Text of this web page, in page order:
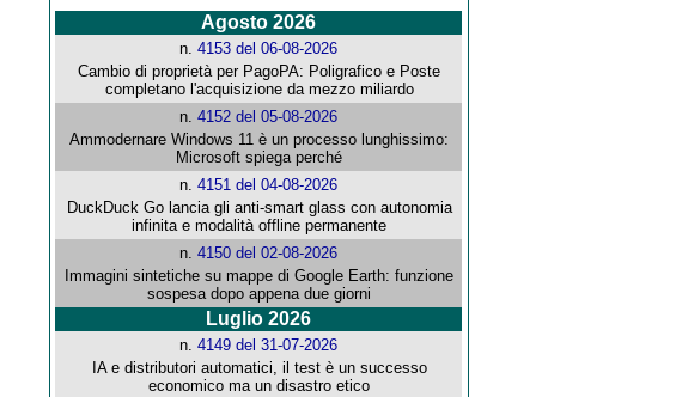
Agosto 2026
n.4153 del 06-08-2026
Cambio di proprietà per PagoPA: Poligrafico e Poste
completano l'acquisizione da mezzo miliardo
n.4152 del 05-08-2026
Ammodernare Windows 11 è un processo lunghissimo:
Microsoft spiega perché
n.4151 del 04-08-2026
DuckDuck Go lancia gli anti-smart glass con autonomia
infinita e modalità offline permanente
n.4150 del 02-08-2026
Immagini sintetiche su mappe di Google Earth: funzione
sospesa dopo appena due giorni
Luglio 2026
n.4149 del 31-07-2026
IA e distributori automatici, il test è un successo
economico ma un disastro etico